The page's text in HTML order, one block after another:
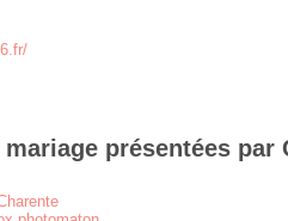
présentées par